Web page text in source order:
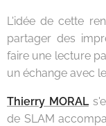
L'idée de cette
partager des
faire une lecture
un échange avec
Thierry MORAL
de SLAM